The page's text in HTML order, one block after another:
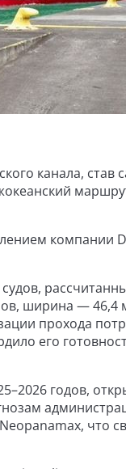
канала,
компании
ширина — 46,4
прохода
его
годов,
что